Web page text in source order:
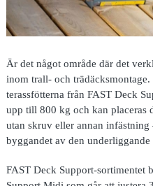
Är det något område där det
inom trall- och
terassfötterna från FAST Deck
upp till 800 kg och kan placeras
utan skruv eller annan
byggandet av den
FAST Deck Support-sortimentet